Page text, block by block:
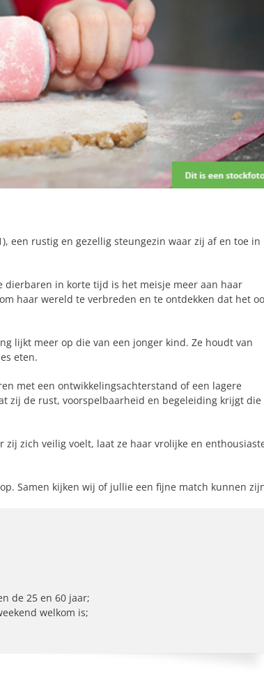
een rustig en gezellig steungezin waar zij af en toe in
dierbaren in korte tijd is het meisje meer aan haar
haar wereld te verbreden en te ontdekken dat het
lijkt meer op die van een jonger kind. Ze houdt van
eten.
met een ontwikkelingsachterstand of een lagere
zij de rust, voorspelbaarheid en begeleiding krijgt die
zich veilig voelt, laat ze haar vrolijke en
Samen kijken wij of jullie een fijne match kunnen
de 25 en 60 jaar;
welkom is;